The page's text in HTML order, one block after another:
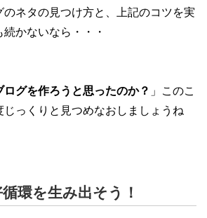
ネタの見つけ方と、上記のコツを実
かないなら・・・
グを作ろうと思ったのか？ 」このこ
じっくりと見つめなおしましょうね
環を生み出そう！